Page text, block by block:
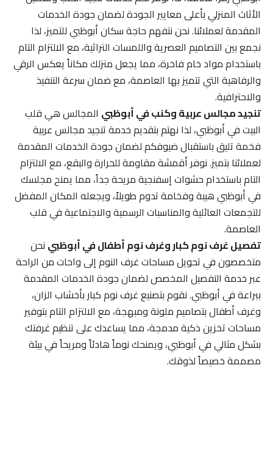
الأثاث المنزلي بأعلى معايير الجودة لضمان جودة الخدمات
المقدمة لعملائنا. نحن نتفهم حاجة سكان أبوظبي للتميز، لذا
نجمع بين التصاميم العصرية واللمسات التراثية، مع الالتزام التام
باستخدام مواد خام فاخرة، مما يجعل منزلك مكاناً يعكس الرقي
والرفاهية التي تتميز بها العاصمة، مع ضمان سرعة التنفيذ
والاحترافية.
تنجيد مجالس عربية وكنب في أبوظبيالمجالس هي قلب
البيت في أبوظبي، لذا نهتم بتقديم خدمة تنجيد مجالس عربية
فخمة تليق باستقبال ضيوفكم لضمان جودة الخدمات المقدمة
لعملائنا بتميز. نوفر أقمشة مقاومة للحرارة والبقع، مع الالتزام
التام باستخدام حشوات إسفنجية مريحة جداً، مما يمنح مجلسك
في أبوظبي هيبة وفخامة تدوم طويلاً، ويجعله المكان المفضل
للتجمعات العائلية والمناسبات الرسمية والاجتماعية في قلب
العاصمة.
تفصيل غرف نوم كبار وغرف نوم أطفال في أبوظبينحن
متخصصون في تحويل مساحات غرف النوم إلى واحات من الراحة
عبر خدمة التفصيل المخصص لضمان جودة الخدمات المقدمة
ببراعة في أبوظبي. نقوم بتصنيع غرف نوم كبار بأخشاب الزان،
وغرف أطفال بتصاميم ملونة ومبهجة، مع الالتزام التام بتوفير
مساحات تخزين ذكية مدمجة، مما يساعدك على تنظيم غرفتك
بشكل مثالي في أبوظبي، ويمنحك نوماً هادئاً ومريحاً في بيئة
مصممة خصيصاً لذوقك.